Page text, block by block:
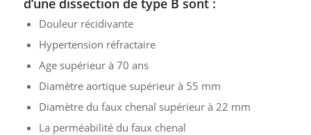
Douleur récidivante
Hypertension réfractaire
Age supérieur à 70 ans
Diamètre aortique supérieur à 55 mm
Diamètre du faux chenal supérieur à 22 mm
La perméabilité du faux chenal